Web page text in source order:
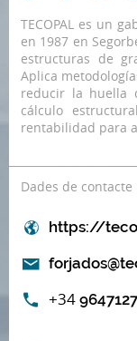
TECOPAL es un
en 1987 en
estructuras de
Aplica
reducir la huella
cálculo
rentabilidad para
Dades de contacte
https://
+34